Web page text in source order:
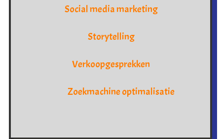
Social media marketing
Storytelling
Verkoopgesprekken
Zoekmachine optimalisatie